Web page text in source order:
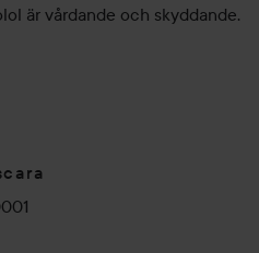
är vårdande och skyddande.